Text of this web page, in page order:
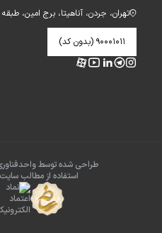
تهران، جردن، آناهیتا، برج امین، طبقه ۱۰
۹۰۰۰۱۰۱۱ (بدون کد)
طراحی شده توسط
استفاده از مطالب